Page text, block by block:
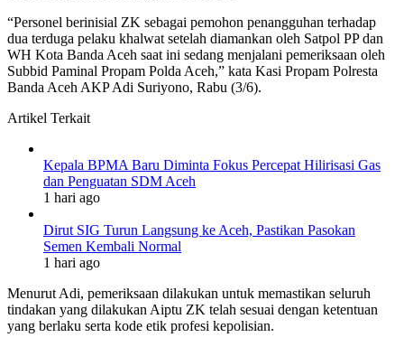
“Personel berinisial ZK sebagai pemohon penangguhan terhadap
dua terduga pelaku khalwat setelah diamankan oleh Satpol PP dan
WH Kota Banda Aceh saat ini sedang menjalani pemeriksaan oleh
Subbid Paminal Propam Polda Aceh,” kata Kasi Propam Polresta
Banda Aceh AKP Adi Suriyono, Rabu (3/6).
Artikel Terkait
Kepala BPMA Baru Diminta Fokus Percepat Hilirisasi Gas
dan Penguatan SDM Aceh
1 hari ago
Dirut SIG Turun Langsung ke Aceh, Pastikan Pasokan
Semen Kembali Normal
1 hari ago
Menurut Adi, pemeriksaan dilakukan untuk memastikan seluruh
tindakan yang dilakukan Aiptu ZK telah sesuai dengan ketentuan
yang berlaku serta kode etik profesi kepolisian.